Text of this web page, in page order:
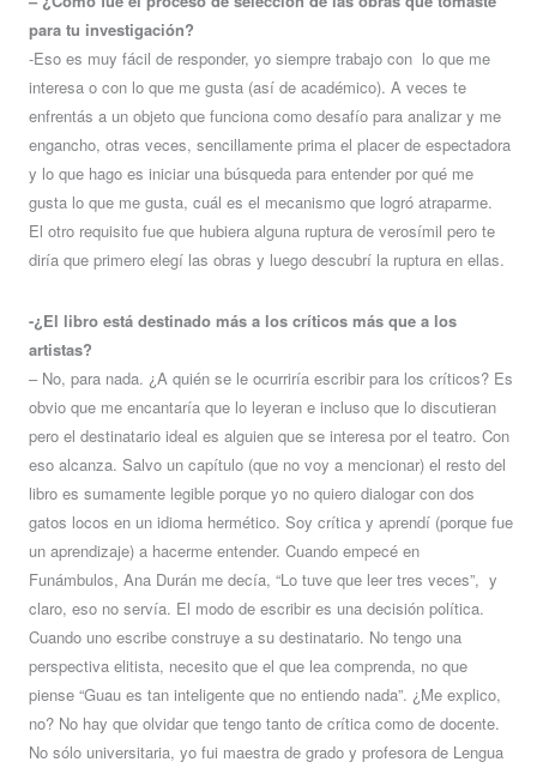
para tu investigación?
-Eso es muy fácil de responder, yo siempre trabajo con lo que me
interesa o con lo que me gusta (así de académico). A veces te
enfrentás a un objeto que funciona como desafío para analizar y me
engancho, otras veces, sencillamente prima el placer de espectadora
y lo que hago es iniciar una búsqueda para entender por qué me
gusta lo que me gusta, cuál es el mecanismo que logró atraparme.
El otro requisito fue que hubiera alguna ruptura de verosímil pero te
diría que primero elegí las obras y luego descubrí la ruptura en ellas.
-¿El libro está destinado más a los críticos más que a los
artistas?
– No, para nada. ¿A quién se le ocurriría escribir para los críticos? Es
obvio que me encantaría que lo leyeran e incluso que lo discutieran
pero el destinatario ideal es alguien que se interesa por el teatro. Con
eso alcanza. Salvo un capítulo (que no voy a mencionar) el resto del
libro es sumamente legible porque yo no quiero dialogar con dos
gatos locos en un idioma hermético. Soy crítica y aprendí (porque fue
un aprendizaje) a hacerme entender. Cuando empecé en
Funámbulos, Ana Durán me decía, “Lo tuve que leer tres veces”, y
claro, eso no servía. El modo de escribir es una decisión política.
Cuando uno escribe construye a su destinatario. No tengo una
perspectiva elitista, necesito que el que lea comprenda, no que
piense “Guau es tan inteligente que no entiendo nada”. ¿Me explico,
no? No hay que olvidar que tengo tanto de crítica como de docente.
No sólo universitaria, yo fui maestra de grado y profesora de Lengua